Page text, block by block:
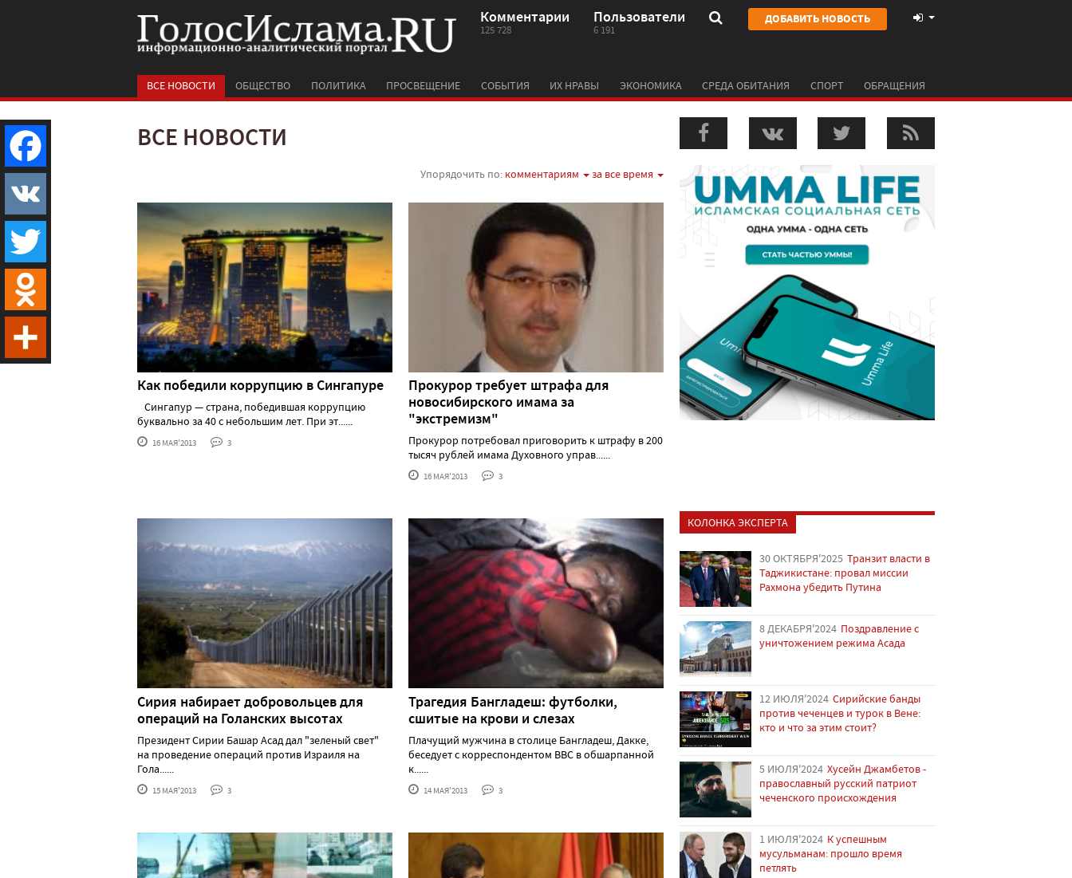
Комментарии
125 728
Пользователи
6 191
ДОБАВИТЬ НОВОСТЬ
ВСЕ НОВОСТИ ОБЩЕСТВО ПОЛИТИКА ПРОСВЕЩЕНИЕ СОБЫТИЯ ИХ НРАВЫ ЭКОНОМИКА СРЕДА ОБИТАНИЯ СПОРТ ОБРАЩЕНИЯ
ВСЕ НОВОСТИ
Упорядочить по: комментариям за все время
Как победили коррупцию в Сингапуре
Сингапур — страна, победившая коррупцию
буквально за 40 с небольшим лет. При эт......
16 МАЯ'2013 3
Прокурор требует штрафа для
новосибирского имама за
"экстремизм"
Прокурор потребовал приговорить к штрафу в 200
тысяч рублей имама Духовного управ......
16 МАЯ'2013 3
Сирия набирает добровольцев для
операций на Голанских высотах
Президент Сирии Башар Асад дал "зеленый свет"
на проведение операций против Израиля на
Гола......
15 МАЯ'2013 3
Трагедия Бангладеш: футболки,
сшитые на крови и слезах
Плачущий мужчина в столице Бангладеш, Дакке,
беседует с корреспондентом ВВС в обшарпанной
к......
14 МАЯ'2013 3
КОЛОНКА ЭКСПЕРТА
30 ОКТЯБРЯ'2025 Транзит власти в
Таджикистане: провал миссии
Рахмона убедить Путина
8 ДЕКАБРЯ'2024 Поздравление с
уничтожением режима Асада
12 ИЮЛЯ'2024 Сирийские банды
против чеченцев и турок в Вене:
кто и что за этим стоит?
5 ИЮЛЯ'2024 Хусейн Джамбетов -
православный русский патриот
чеченского происхождения
1 ИЮЛЯ'2024 К успешным
мусульманам: прошло время
петлять
Facebook
VK
Twitter
Odnoklassniki